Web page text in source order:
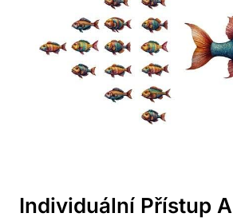
Individuální Přístup A